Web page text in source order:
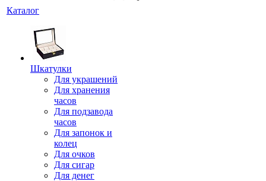
Каталог
Шкатулки
Для украшений
Для хранения
часов
Для подзавода
часов
Для запонок и
колец
Для очков
Для сигар
Для денег